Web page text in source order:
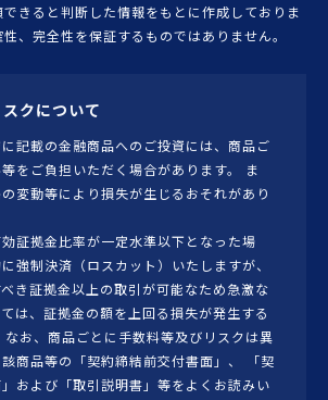
きると判断した情報をもとに作成しておりま
、完全性を保証するものではありません。
クについて
記載の金融商品へのご投資には、商品ご
をご負担いただく場合があります。 ま
変動等により損失が生じるおそれがあり
証拠金比率が一定水準以下となった場
強制決済（ロスカット）いたしますが、
き証拠金以上の取引が可能なため急激な
は、証拠金の額を上回る損失が発生する
なお、商品ごとに手数料等及びリスクは異
商品等の「契約締結前交付書面」、 「契
および「取引説明書」等をよくお読みい